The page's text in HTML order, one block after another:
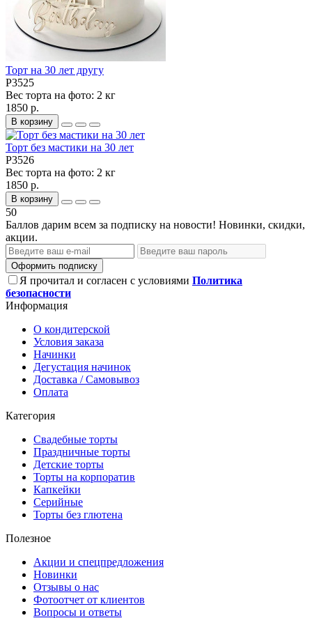
Торт на 30 лет другу
P3525
Вес торта на фото: 2 кг
1850 р.
В корзину
Торт без мастики на 30 лет
P3526
Вес торта на фото: 2 кг
1850 р.
В корзину
50
Баллов дарим всем за подписку на новости! Новинки, скидки,
акции.
Оформить подписку
Я прочитал и согласен с условиями Политика
безопасности
Информация
О кондитерской
Условия заказа
Начинки
Дегустация начинок
Доставка / Самовывоз
Оплата
Категория
Свадебные торты
Праздничные торты
Детские торты
Торты на корпоратив
Капкейки
Серийные
Торты без глютена
Полезное
Акции и спецпредложения
Новинки
Отзывы о нас
Фотоотчет от клиентов
Вопросы и ответы